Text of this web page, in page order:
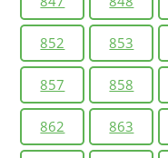
852 853
857 858
862 863